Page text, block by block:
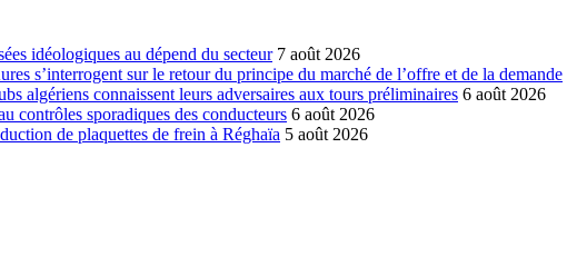
idéologiques au dépend du secteur 7 août 2026
s’interrogent sur le retour du principe du marché de l’offre et de la demande
algériens connaissent leurs adversaires aux tours préliminaires 6 août 2026
contrôles sporadiques des conducteurs 6 août 2026
de plaquettes de frein à Réghaïa 5 août 2026